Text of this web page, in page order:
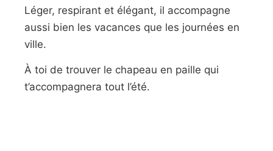
Léger, respirant et élégant, il accompagne
aussi bien les vacances que les journées en
ville.
À toi de trouver le chapeau en paille qui
t’accompagnera tout l’été.